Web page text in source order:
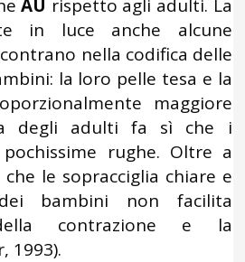
AU rispetto agli adulti. La
in luce anche alcune
nella codifica delle
la loro pelle tesa e la
maggiore
degli adulti fa sì che i
rughe. Oltre a
le sopracciglia chiare e
bambini non facilita
della contrazione e la
1993).